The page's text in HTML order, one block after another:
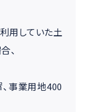
用していた土
、
事業用地400